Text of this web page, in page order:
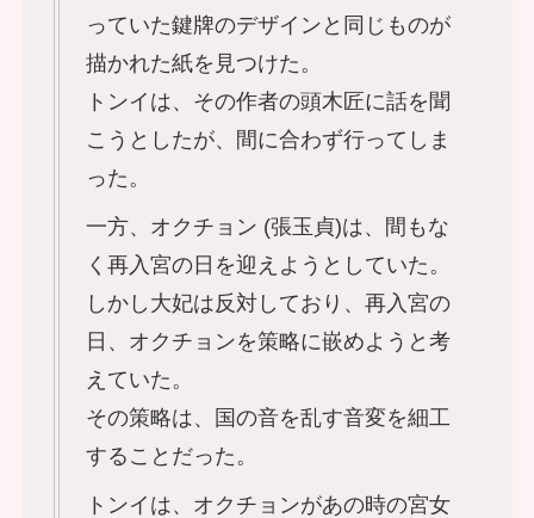
っていた鍵牌のデザインと同じものが
描かれた紙を見つけた。
トンイは、その作者の頭木匠に話を聞
こうとしたが、間に合わず行ってしま
った。
一方、オクチョン (張玉貞)は、間もな
く再入宮の日を迎えようとしていた。
しかし大妃は反対しており、再入宮の
日、オクチョンを策略に嵌めようと考
えていた。
その策略は、国の音を乱す音変を細工
することだった。
トンイは、オクチョンがあの時の宮女